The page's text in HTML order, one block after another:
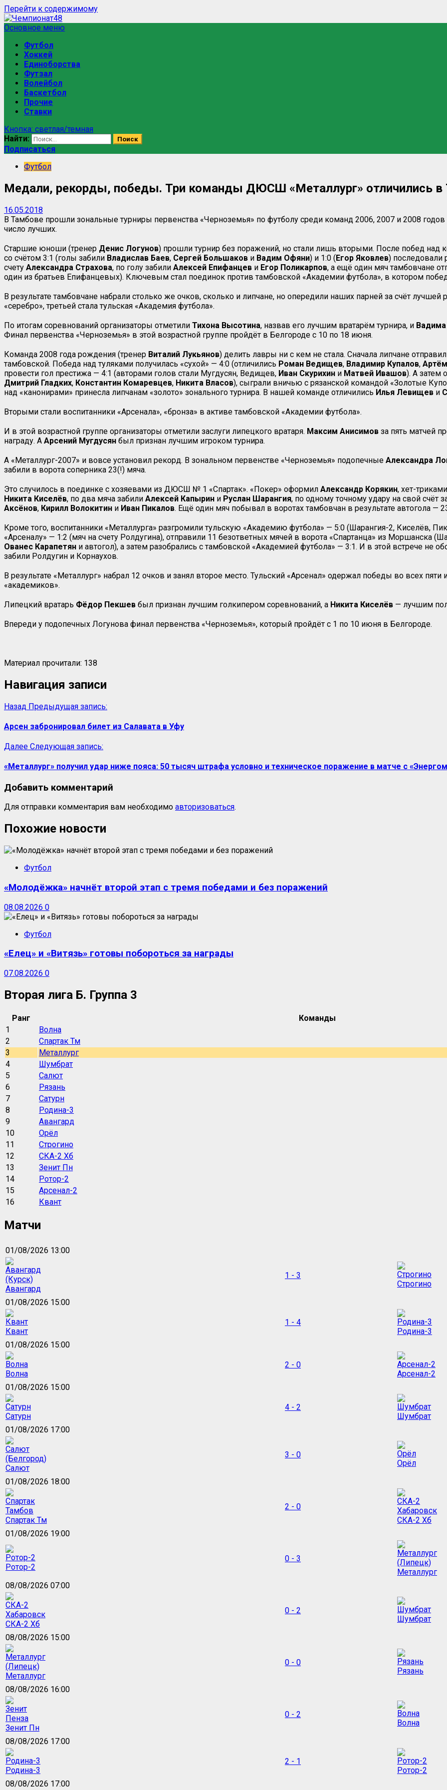
Перейти к содержимому
Основное меню
Футбол
Хоккей
Единоборства
Футзал
Волейбол
Баскетбол
Прочие
Ставки
Кнопка: светлая/темная
Найти:
Подписаться
Футбол
Медали, рекорды, победы. Три команды ДЮСШ «Металлург» отличились в
16.05.2018
В Тамбове прошли зональные турниры первенства «Черноземья» по футболу среди команд 2006, 2007 и 2008
число лучших.
Старшие юноши (тренер Денис Логунов) прошли турнир без поражений, но стали лишь вторыми. После побед над
со счётом 3:1 (голы забили Владислав Баев, Сергей Большаков и Вадим Офяни) и 1:0 (Егор Яковлев) последовали
счету Александра Страхова, по голу забили Алексей Епифанцев и Егор Поликарпов, а ещё один мяч тамбовчане
один из братьев Епифанцевых). Ключевым стал поединок против тамбовской «Академии футбола», в котором
В результате тамбовчане набрали столько же очков, сколько и липчане, но опередили наших парней за счёт
«серебро», третьей стала тульская «Академия футбола».
По итогам соревнований организаторы отметили Тихона Высотина, назвав его лучшим вратарём турнира, и Вадима
Финал первенства «Черноземья» в этой возрастной группе пройдёт в Белгороде с 10 по 18 июня.
Команда 2008 года рождения (тренер Виталий Лукьянов) делить лавры ни с кем не стала. Сначала липчане
тамбовской. Победа над туляками получилась «сухой» — 4:0 (отличились Роман Ведищев, Владимир Купалов,
провести гол престижа — 4:1 (авторами голов стали Мугдусян, Ведищев, Иван Скурихин и Матвей Ивашов). А затем
Дмитрий Гладких, Константин Комаревцев, Никита Власов), сыграли вничью с рязанской командой «Золотые
над «канонирами» принесла липчанам «золото» зонального турнира. В нашей команде отличились Илья Левищев и
Вторыми стали воспитанники «Арсенала», «бронза» в активе тамбовской «Академии футбола».
И в этой возрастной группе организаторы отметили заслуги липецкого вратаря. Максим Анисимов за пять матчей
награду. А Арсений Мугдусян был признан лучшим игроком турнира.
А «Металлург-2007» и вовсе установил рекорд. В зональном первенстве «Черноземья» подопечные Александра
забили в ворота соперника 23(!) мяча.
Это случилось в поединке с хозяевами из ДЮСШ № 1 «Спартак». «Покер» оформил Александр Корякин, хет-
Никита Киселёв, по два мяча забили Алексей Капырин и Руслан Шарангия, по одному точному удару на свой счёт
Аксёнов, Кирилл Волокитин и Иван Пикалов. Ещё один мяч побывал в воротах тамбовчан в результате автогола —
Кроме того, воспитанники «Металлурга» разгромили тульскую «Академию футбола» — 5:0 (Шарангия-2, Киселёв,
«Арсеналу» — 1:2 (мяч на счету Ролдугина), отправили 11 безответных мячей в ворота «Спартанца» из Моршанска
Ованес Карапетян и автогол), а затем разобрались с тамбовской «Академией футбола» — 3:1. И в этой встрече не
забили Ролдугин и Корнаухов.
В результате «Металлург» набрал 12 очков и занял второе место. Тульский «Арсенал» одержал победы во всех
«академиков».
Липецкий вратарь Фёдор Пекшев был признан лучшим голкипером соревнований, а Никита Киселёв — лучшим
Впереди у подопечных Логунова финал первенства «Черноземья», который пройдёт с 1 по 10 июня в Белгороде.
Материал прочитали: 138
Навигация записи
Назад Предыдущая запись:
Арсен забронировал билет из Салавата в Уфу
Далее Следующая запись:
«Металлург» получил удар ниже пояса: 50 тысяч штрафа условно и техническое поражение в матче с
Добавить комментарий
Для отправки комментария вам необходимо авторизоваться.
Похожие новости
Футбол
«Молодёжка» начнёт второй этап с тремя победами и без поражений
08.08.2026 0
Футбол
«Елец» и «Витязь» готовы побороться за награды
07.08.2026 0
Вторая лига Б. Группа 3
Ранг Команды
1
Волна
2
Спартак Тм
3
Металлург
4
Шумбрат
5
Салют
6
Рязань
7
Сатурн
8
Родина-3
9
Авангард
10
Орёл
11
Строгино
12
СКА-2 Хб
13
Зенит Пн
14
Ротор-2
15
Арсенал-2
16
Квант
Матчи
01/08/2026 13:00
Авангард
1 - 3
Строгино
01/08/2026 15:00
Квант
1 - 4
Родина-3
01/08/2026 15:00
Волна
2 - 0
Арсенал-2
01/08/2026 15:00
Сатурн
4 - 2
Шумбрат
01/08/2026 17:00
Салют
3 - 0
Орёл
01/08/2026 18:00
Спартак Тм
2 - 0
СКА-2 Хб
01/08/2026 19:00
Ротор-2
0 - 3
Металлург
08/08/2026 07:00
СКА-2 Хб
0 - 2
Шумбрат
08/08/2026 15:00
Металлург
0 - 0
Рязань
08/08/2026 16:00
Зенит Пн
0 - 2
Волна
08/08/2026 17:00
Родина-3
2 - 1
Ротор-2
08/08/2026 17:00